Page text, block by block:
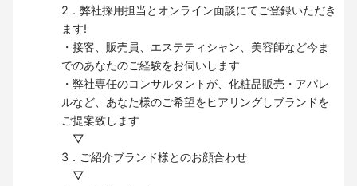
2．弊社採用担当とオンライン面談にてご登録いただき
ます!
・接客、販売員、エステティシャン、美容師など今ま
でのあなたのご経験をお伺いします
・弊社専任のコンサルタントが、化粧品販売・アパレ
ルなど、あなた様のご希望をヒアリングしブランドを
ご提案致します
▽
3．ご紹介ブランド様とのお顔合わせ
▽